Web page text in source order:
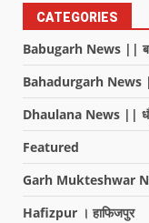
CATEGORIES
Babugarh News ||
Bahadurgarh News |
Dhaulana News ||
Featured
Garh Mukteshwar
Hafizpur । हाफिजपुर